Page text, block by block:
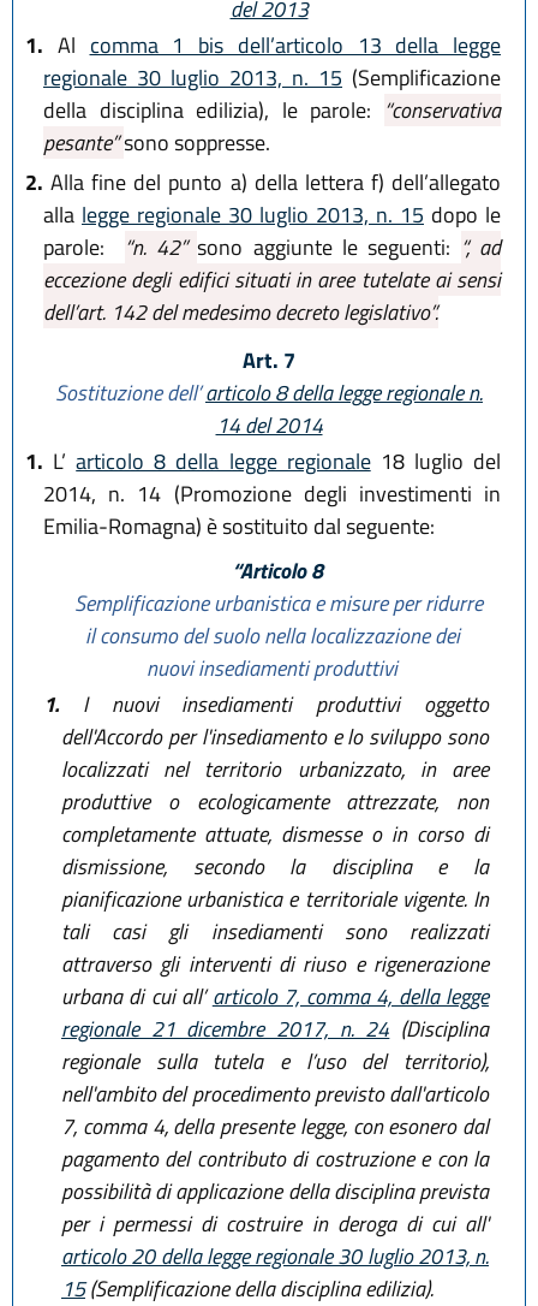
del 2013
1. Al comma 1 bis dell’articolo 13 della legge
regionale 30 luglio 2013, n. 15 (Semplificazione
della disciplina edilizia), le parole: “conservativa
pesante”sono soppresse.
2. Alla fine del punto a) della lettera f) dell’allegato
alla legge regionale 30 luglio 2013, n. 15 dopo le
parole: “n. 42”sono aggiunte le seguenti: “, ad
eccezione degli edifici situati in aree tutelate ai sensi
dell’art. 142 del medesimo decreto legislativo”.
Art. 7
Sostituzione dell’articolo 8 della legge regionale n.
14 del 2014
1. L’articolo 8 della legge regionale18 luglio del
2014, n. 14 (Promozione degli investimenti in
Emilia-Romagna) è sostituito dal seguente:
“Articolo 8
Semplificazione urbanistica e misure per ridurre
il consumo del suolo nella localizzazione dei
nuovi insediamenti produttivi
1.I nuovi insediamenti produttivi oggetto
dell'Accordo per l'insediamento e lo sviluppo sono
localizzati nel territorio urbanizzato, in aree
produttive o ecologicamente attrezzate, non
completamente attuate, dismesse o in corso di
dismissione, secondo la disciplina e la
pianificazione urbanistica e territoriale vigente. In
tali casi gli insediamenti sono realizzati
attraverso gli interventi di riuso e rigenerazione
urbana di cui all’articolo 7, comma 4, della legge
regionale 21 dicembre 2017, n. 24 (Disciplina
regionale sulla tutela e l’uso del territorio),
nell'ambito del procedimento previsto dall'articolo
7, comma 4, della presente legge, con esonero dal
pagamento del contributo di costruzione e con la
possibilità di applicazione della disciplina prevista
per i permessi di costruire in deroga di cui all'
articolo 20 della legge regionale 30 luglio 2013, n.
15(Semplificazione della disciplina edilizia).